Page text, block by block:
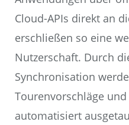
Cloud-APIs direkt an
erschließen so eine
Nutzerschaft. Durch
Synchronisation
Tourenvorschläge
automatisiert